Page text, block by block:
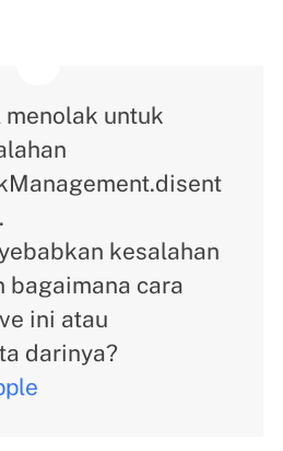
untuk
kesalahan
bagaimana cara
ini atau
darinya?